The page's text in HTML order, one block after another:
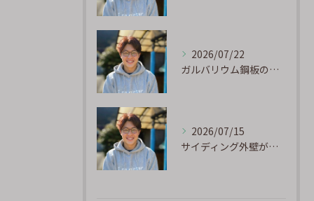
2026/07/22
ガルバリウム鋼板の「傷」と「チョーキング」、実は深くつながっています
2026/07/15
サイディング外壁が劣化するのはなぜ?よくある原因と塗り替えのサイン